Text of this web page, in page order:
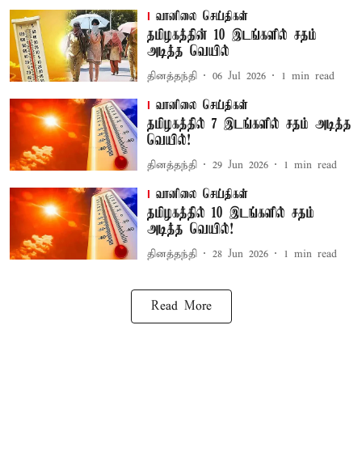
வானிலை செய்திகள்
தமிழகத்தின் 10 இடங்களில் சதம்
அடித்த வெயில்
தினத்தந்தி 06 Jul 2026 1 min read
வானிலை செய்திகள்
தமிழகத்தில் 7 இடங்களில் சதம் அடித்த
வெயில்!
தினத்தந்தி 29 Jun 2026 1 min read
வானிலை செய்திகள்
தமிழகத்தில் 10 இடங்களில் சதம்
அடித்த வெயில்!
தினத்தந்தி 28 Jun 2026 1 min read
Read More